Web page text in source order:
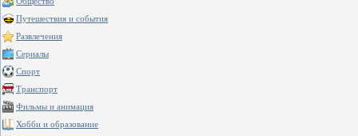
Путешествия и события
Развлечения
Сериалы
Спорт
Транспорт
Фильмы и анимация
Хобби и образование